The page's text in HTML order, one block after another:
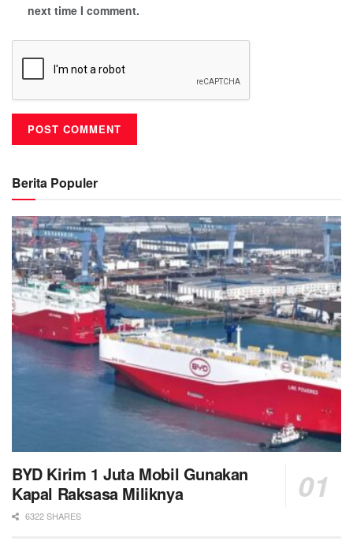
next time I comment.
Berita Populer
BYD Kirim 1 Juta Mobil Gunakan
Kapal Raksasa Miliknya
6322 SHARES